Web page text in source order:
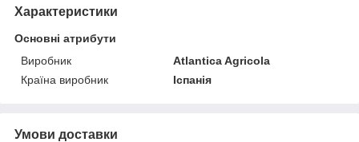
Характеристики
Основні атрибути
Виробник
Atlantica Agricola
Країна виробник
Іспанія
Умови доставки